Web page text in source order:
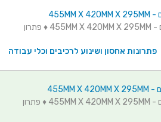
סט 3 תאי אחסון מודולריים אפורים - 455MM X 420MM X 295MM ♦ פתרון
פתרונות אחסון ושינוע לרכיבים וכלי עבודה
סט 3 תאי אחסון מודולריים אדומים - 455MM X 420MM X 295MM ♦ פתרון